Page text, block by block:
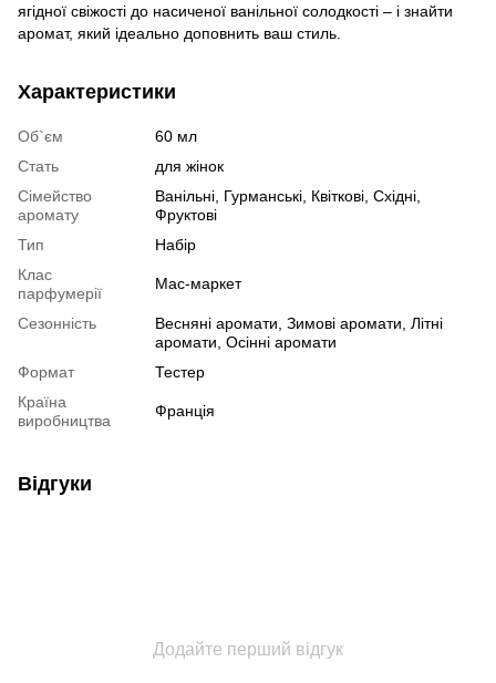
ягідної свіжості до насиченої ванільної солодкості – і знайти
аромат, який ідеально доповнить ваш стиль.
Характеристики
Об`єм
60 мл
Стать
для жінок
Сімейство
аромату
Ванільні, Гурманські, Квіткові, Східні,
Фруктові
Тип
Набір
Клас
парфумерії
Мас-маркет
Сезонність
Весняні аромати, Зимові аромати, Літні
аромати, Осінні аромати
Формат
Тестер
Країна
виробництва
Франція
Відгуки
Додайте перший відгук